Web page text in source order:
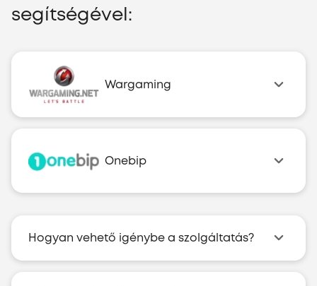
segítségével:
Wargaming
Onebip
Hogyan vehető igénybe a szolgáltatás?